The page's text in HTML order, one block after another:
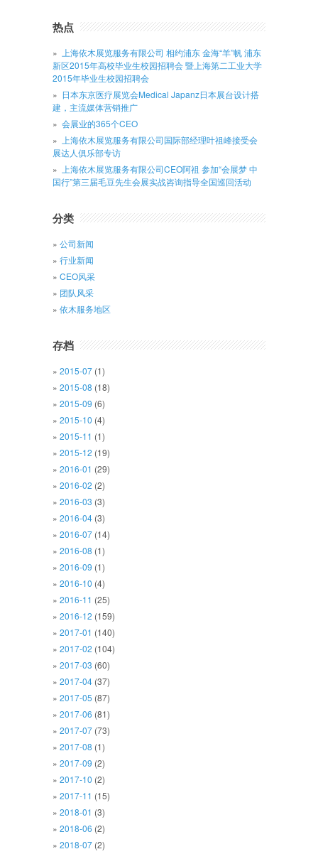
热点
上海依木展览服务有限公司 相约浦东 金海“羊”帆 浦东
新区2015年高校毕业生校园招聘会 暨上海第二工业大学
2015年毕业生校园招聘会
日本东京医疗展览会Medical Japanz日本展台设计搭
建，主流媒体营销推广
会展业的365个CEO
上海依木展览服务有限公司国际部经理叶祖峰接受会
展达人俱乐部专访
上海依木展览服务有限公司CEO阿祖 参加“会展梦 中
国行”第三届毛豆先生会展实战咨询指导全国巡回活动
分类
公司新闻
行业新闻
CEO风采
团队风采
依木服务地区
存档
2015-07 (1)
2015-08 (18)
2015-09 (6)
2015-10 (4)
2015-11 (1)
2015-12 (19)
2016-01 (29)
2016-02 (2)
2016-03 (3)
2016-04 (3)
2016-07 (14)
2016-08 (1)
2016-09 (1)
2016-10 (4)
2016-11 (25)
2016-12 (159)
2017-01 (140)
2017-02 (104)
2017-03 (60)
2017-04 (37)
2017-05 (87)
2017-06 (81)
2017-07 (73)
2017-08 (1)
2017-09 (2)
2017-10 (2)
2017-11 (15)
2018-01 (3)
2018-06 (2)
2018-07 (2)